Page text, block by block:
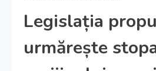
Legislația
urmărește